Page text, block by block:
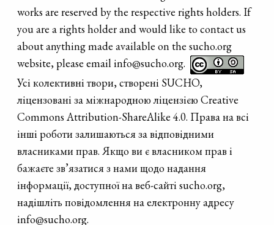
works are reserved by the respective rights holders. If
you are a rights holder and would like to contact us
about anything made available on the sucho.org
website, please email info@sucho.org.
Усі колективні твори, створені SUCHO,
ліцензовані за міжнародною ліцензією Creative
Commons Attribution-ShareAlike 4.0. Права на всі
інші роботи залишаються за відповідними
власниками прав. Якщо ви є власником прав і
бажаєте зв’язатися з нами щодо надання
інформації, доступної на веб-сайті sucho.org,
надішліть повідомлення на електронну адресу
info@sucho.org.